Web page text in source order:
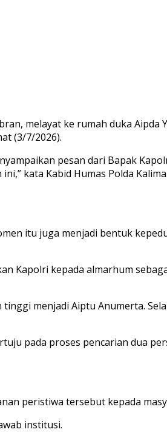
melayat ke rumah duka Aipda
(3/7/2026).
pesan dari Bapak
kata Kabid Humas Polda
itu juga menjadi bentuk
Kapolri kepada almarhum
menjadi Aiptu Anumerta.
pada proses pencarian dua
peristiwa tersebut kepada
institusi.